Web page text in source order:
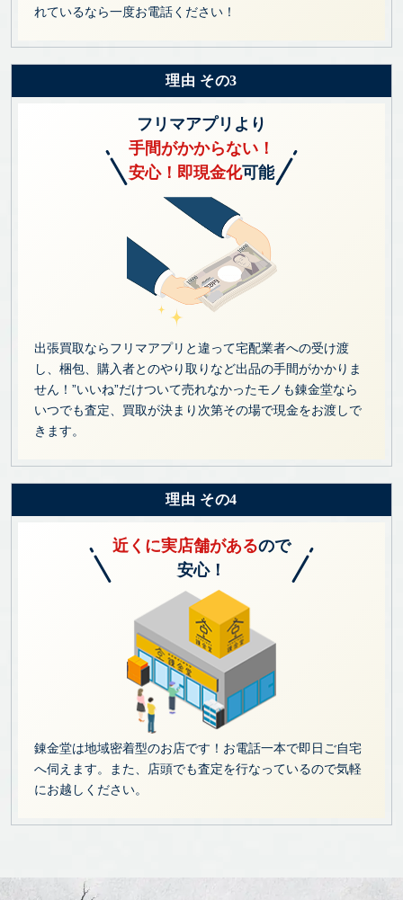
れているなら一度お電話ください！
理由 その3
フリマアプリより
手間がかからない！
安心！即現金化可能
出張買取ならフリマアプリと違って宅配業者への受け渡
し、梱包、購入者とのやり取りなど出品の手間がかかりま
せん！”いいね”だけついて売れなかったモノも錬金堂なら
いつでも査定、買取が決まり次第その場で現金をお渡しで
きます。
理由 その4
近くに実店舗があるので
安心！
錬金堂は地域密着型のお店です！お電話一本で即日ご自宅
へ伺えます。また、店頭でも査定を行なっているので気軽
にお越しください。